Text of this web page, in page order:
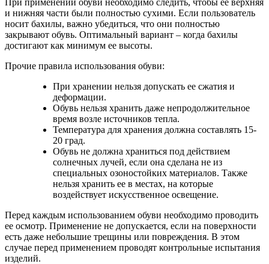
и нижняя части были полностью сухими. Если пользователь
носит бахилы, важно убедиться, что они полностью
закрывают обувь. Оптимальный вариант – когда бахилы
достигают как минимум ее высоты.
Прочие правила использования обуви:
При хранении нельзя допускать ее сжатия и
деформации.
Обувь нельзя хранить даже непродолжительное
время возле источников тепла.
Температура для хранения должна составлять 15-
20 град.
Обувь не должна храниться под действием
солнечных лучей, если она сделана не из
специальных озоностойких материалов. Также
нельзя хранить ее в местах, на которые
воздействует искусственное освещение.
Перед каждым использованием обуви необходимо проводить
ее осмотр. Применение не допускается, если на поверхности
есть даже небольшие трещины или повреждения. В этом
случае перед применением проводят контрольные испытания
изделий.